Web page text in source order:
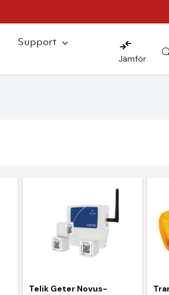
Support
Jämför
Telik Geter Novus-